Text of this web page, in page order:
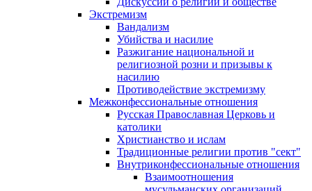
Экстремизм
Вандализм
Убийства и насилие
Разжигание национальной и
религиозной розни и призывы к
насилию
Противодействие экстремизму
Межконфессиональные отношения
Русская Православная Церковь и
католики
Христианство и ислам
Традиционные религии против "сект"
Внутриконфессиональные отношения
Взаимоотношения